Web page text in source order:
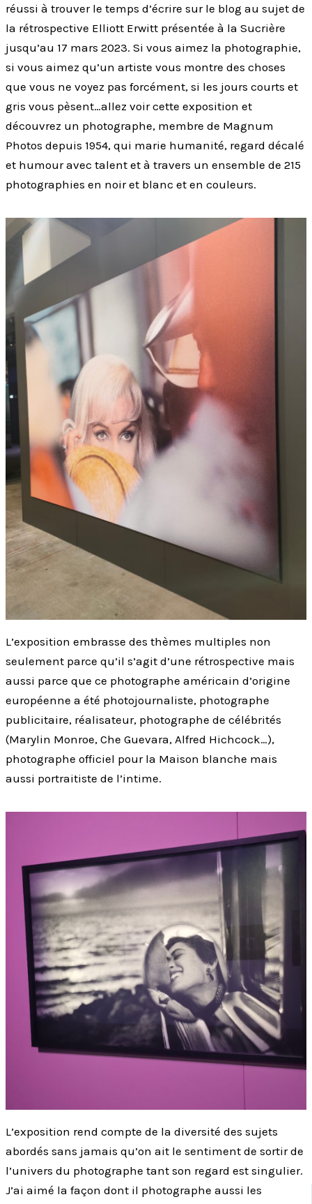
réussi à trouver le temps d’écrire sur le blog au sujet de
la rétrospective Elliott Erwitt présentée à la Sucrière
jusqu’au 17 mars 2023. Si vous aimez la photographie,
si vous aimez qu’un artiste vous montre des choses
que vous ne voyez pas forcément, si les jours courts et
gris vous pèsent…allez voir cette exposition et
découvrez un photographe, membre de Magnum
Photos depuis 1954, qui marie humanité, regard décalé
et humour avec talent et à travers un ensemble de 215
photographies en noir et blanc et en couleurs.
L’exposition embrasse des thèmes multiples non
seulement parce qu’il s’agit d’une rétrospective mais
aussi parce que ce photographe américain d’origine
européenne a été photojournaliste, photographe
publicitaire, réalisateur, photographe de célébrités
(Marylin Monroe, Che Guevara, Alfred Hichcock…),
photographe officiel pour la Maison blanche mais
aussi portraitiste de l’intime.
L’exposition rend compte de la diversité des sujets
abordés sans jamais qu’on ait le sentiment de sortir de
l’univers du photographe tant son regard est singulier.
J’ai aimé la façon dont il photographe aussi les